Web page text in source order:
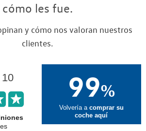
cómo les fue.
y cómo nos valoran nuestros
clientes.
10 99%
Volvería a comprar su
coche aquí